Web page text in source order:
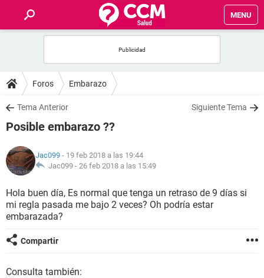
MENU
FOROS
SALUD
NUTRICIÓN
BIENESTAR
Foros Embarazo
Tema Anterior Siguiente Tema
Posible embarazo ??
Jac099 - 19 feb 2018 a las 19:44
Jac099 - 26 feb 2018 a las 15:49
Hola buen día, Es normal que tenga un retraso de 9 días si
mi regla pasada me bajo 2 veces? Oh podría estar
embarazada?
Compartir
Consulta también: